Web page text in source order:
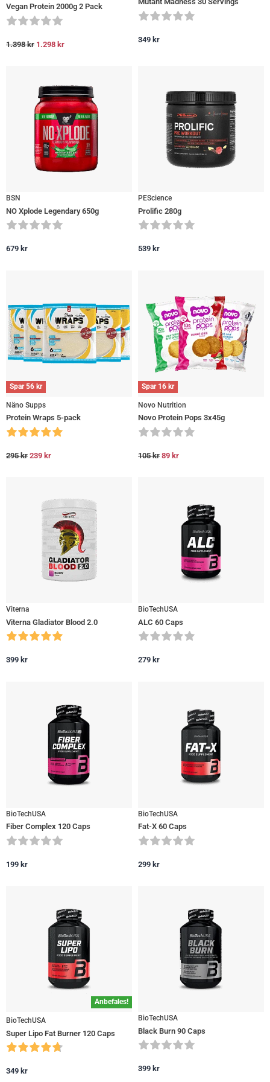
Vegan Protein 2000g 2 Pack
1.398kr 1.298 kr
349 kr
BSN
NO Xplode Legendary 650g
679 kr
PEScience
Prolific 280g
539 kr
Spar56 kr
Näno Supps
Protein Wraps 5-pack
295kr 239 kr
Spar 16 kr
Novo Nutrition
Novo Protein Pops 3x45g
105kr 89 kr
Viterna
Viterna Gladiator Blood 2.0
399 kr
BioTechUSA
ALC 60 Caps
279 kr
BioTechUSA
Fiber Complex 120 Caps
199 kr
BioTechUSA
Fat-X 60 Caps
299 kr
Anbefales!
BioTechUSA
Super Lipo Fat Burner 120 Caps
349 kr
BioTechUSA
Black Burn 90 Caps
399 kr